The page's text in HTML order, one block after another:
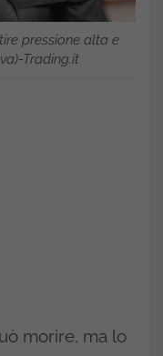
pressione alta e
Trading.it
morire, ma lo